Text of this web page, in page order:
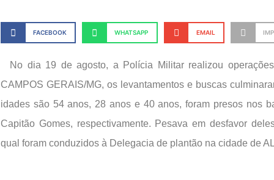
FACEBOOK WHATSAPP EMAIL
No dia 19 de agosto, a Polícia Militar realizou
CAMPOS GERAIS/MG, os levantamentos e buscas
idades são 54 anos, 28 anos e 40 anos, foram presos nos
Capitão Gomes, respectivamente. Pesava em desfavor
qual foram conduzidos à Delegacia de plantão na cidade de